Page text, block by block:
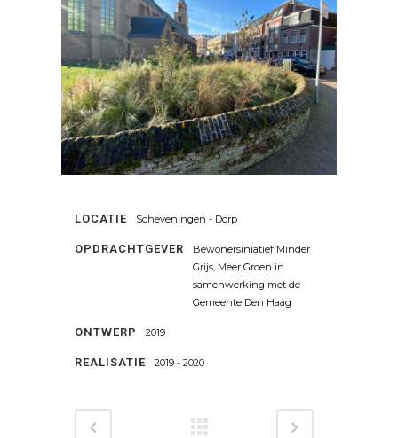
LOCATIE Scheveningen - Dorp
OPDRACHTGEVER
Bewonersiniatief Minder
Grijs, Meer Groen in
samenwerking met de
Gemeente Den Haag
ONTWERP 2019
REALISATIE 2019 - 2020